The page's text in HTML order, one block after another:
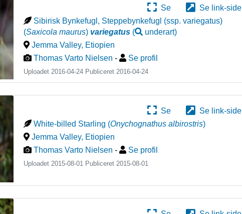
Se
Se link-side
Sibirisk Bynkefugl, Steppebynkefugl (ssp. variegatus)
(Saxicola maurus) variegatus ( underart)
Jemma Valley, Etiopien
Thomas Varto Nielsen - Se profil
Uploadet 2016-04-24 Publiceret 2016-04-24
Se
Se link-side
White-billed Starling (Onychognathus albirostris)
Jemma Valley, Etiopien
Thomas Varto Nielsen - Se profil
Uploadet 2015-08-01 Publiceret 2015-08-01